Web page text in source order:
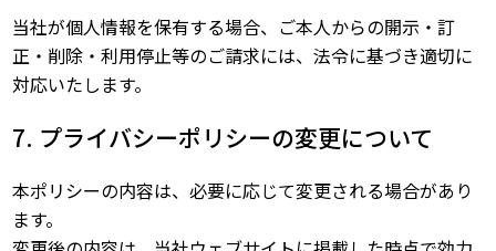
当社が個人情報を保有する場合、ご本人からの開示・訂
正・削除・利用停止等のご請求には、法令に基づき適切に
対応いたします。
7. プライバシーポリシーの変更について
本ポリシーの内容は、必要に応じて変更される場合があり
ます。